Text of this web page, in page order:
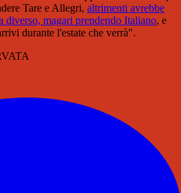
Tare e Allegri, altrimenti avrebbe
diverso, magari prendendo Italiano, e
durante l'estate che verrà".